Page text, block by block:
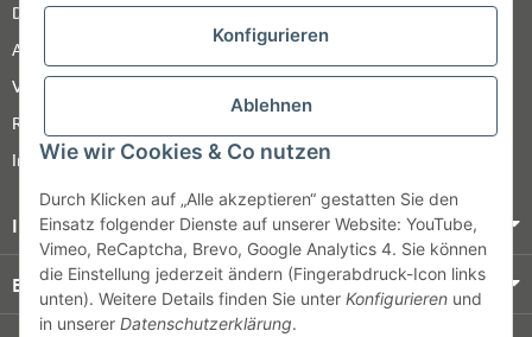
Konfigurieren
Ablehnen
Wie wir Cookies & Co nutzen
Durch Klicken auf „Alle akzeptieren“ gestatten Sie den
Einsatz folgender Dienste auf unserer Website: YouTube,
Vimeo, ReCaptcha, Brevo, Google Analytics 4. Sie können
die Einstellung jederzeit ändern (Fingerabdruck-Icon links
unten). Weitere Details finden Sie unter Konfigurieren und
in unserer Datenschutzerklärung.
Datenschutz
AGB
Versandinformationen
Retour
Impressum
Informationen
Bezahlung & Versand